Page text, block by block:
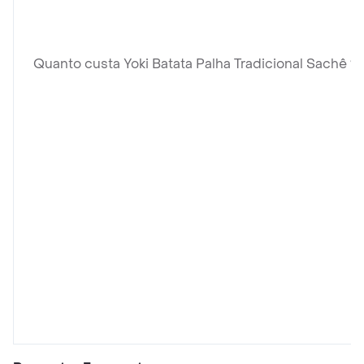
Quanto custa Yoki Batata Palha Tradicional Sachê